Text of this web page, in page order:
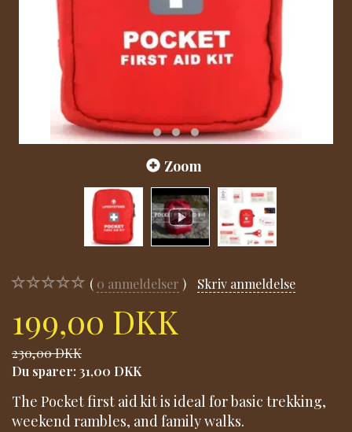
Zoom
0 anmeldelser Skriv anmeldelse
199,00 DKK
230,00 DKK
Du sparer: 31,00 DKK
The Pocket first aid kit is ideal for basic trekking,
weekend rambles, and family walks.